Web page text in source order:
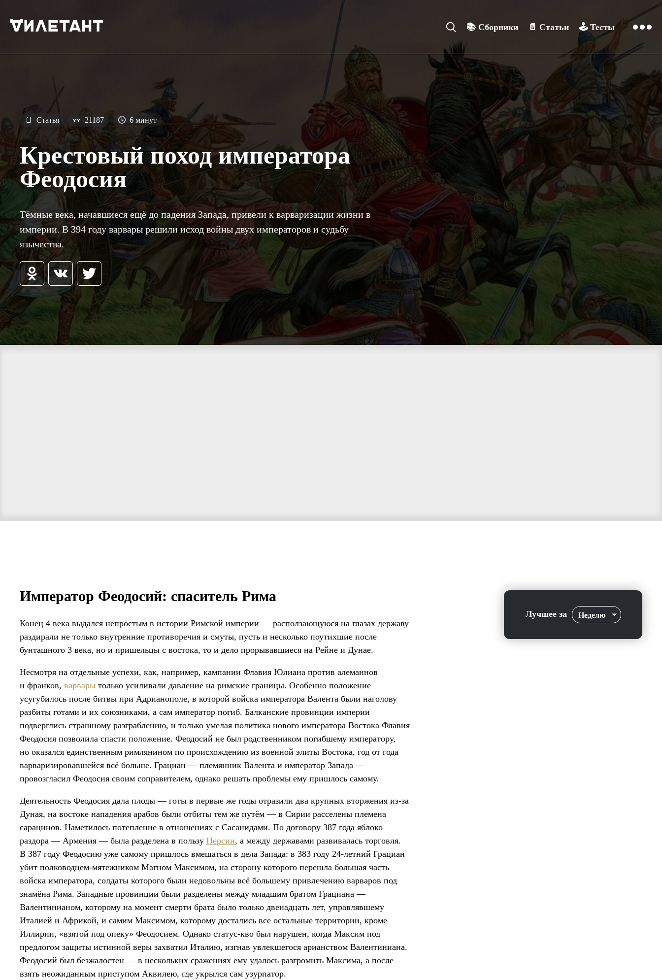
📚 Сборники 📄 Статьи 🕹️ Тесты
📄 Статья 👀 21187 🕓 6 минут
Крестовый поход императора
Феодосия
Тёмные века, начавшиеся ещё до падения Запада, привели к варваризации жизни в
империи. В 394 году варвары решили исход войны двух императоров и судьбу
язычества.
Император Феодосий: спаситель Рима
Конец 4 века выдался непростым в истории Римской империи — расползающуюся на глазах державу
раздирали не только внутренние противоречия и смуты, пусть и несколько поутихшие после
бунташного 3 века, но и пришельцы с востока, то и дело прорывавшиеся на Рейне и Дунае.
Несмотря на отдельные успехи, как, например, кампании Флавия Юлиана против алеманнов
и франков, варвары только усиливали давление на римские границы. Особенно положение
усугубилось после битвы при Адрианополе, в которой войска императора Валента были наголову
разбиты готами и их союзниками, а сам император погиб. Балканские провинции империи
подверглись страшному разграблению, и только умелая политика нового императора Востока Флавия
Феодосия позволила спасти положение. Феодосий не был родственником погибшему императору,
но оказался единственным римлянином по происхождению из военной элиты Востока, год от года
варваризировавшейся всё больше. Грациан — племянник Валента и император Запада —
провозгласил Феодосия своим соправителем, однако решать проблемы ему пришлось самому.
Деятельность Феодосия дала плоды — готы в первые же годы отразили два крупных вторжения из-за
Дуная, на востоке нападения арабов были отбиты тем же путём — в Сирии расселены племена
сарацинов. Наметилось потепление в отношениях с Сасанидами. По договору 387 года яблоко
раздора — Армения — была разделена в пользу Персии, а между державами развивалась торговля.
В 387 году Феодосию уже самому пришлось вмешаться в дела Запада: в 383 году 24-летний Грациан
убит полководцем-мятежником Магном Максимом, на сторону которого перешла большая часть
войска императора, солдаты которого были недовольны всё большему привлечению варваров под
знамёна Рима. Западные провинции были разделены между младшим братом Грациана —
Валентинианом, которому на момент смерти брата было только двенадцать лет, управлявшему
Италией и Африкой, и самим Максимом, которому достались все остальные территории, кроме
Иллирии, «взятой под опеку» Феодосием. Однако статус-кво был нарушен, когда Максим под
предлогом защиты истинной веры захватил Италию, изгнав увлекшегося арианством Валентиниана.
Феодосий был безжалостен — в нескольких сражениях ему удалось разгромить Максима, а после
взять неожиданным приступом Аквилею, где укрылся сам узурпатор.
Лучшее за Неделю